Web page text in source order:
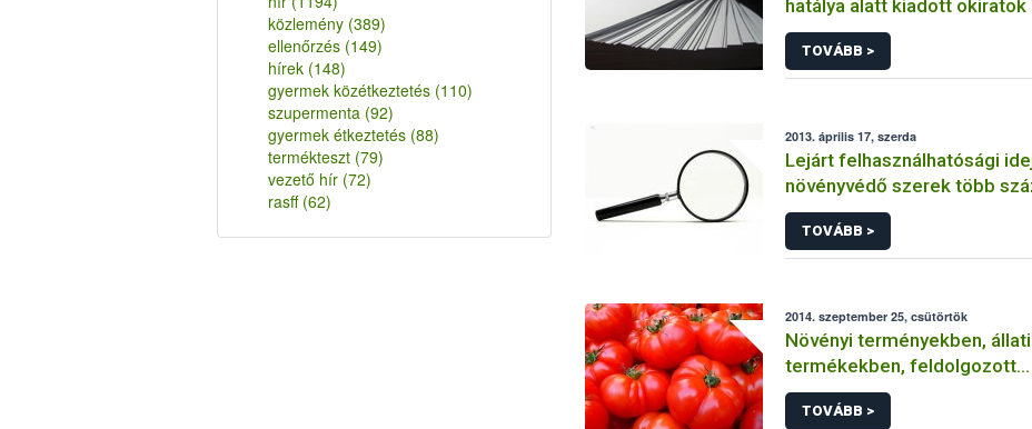
közlemény (389)
ellenőrzés (149)
hírek (148)
gyermek közétkeztetés (110)
szupermenta (92)
gyermek étkeztetés (88)
termékteszt (79)
vezető hír (72)
rasff (62)
hatálya alatt kiadott okiratok
TOVÁBB >
2013. április 17, szerda
Lejárt felhasználhatósági
növényvédő szerek több
forgalmát derítette fel a
TOVÁBB >
2014. szeptember 25, csütörtök
Növényi terményekben,
termékekben, feldolgozott
élelmiszerekben
TOVÁBB >